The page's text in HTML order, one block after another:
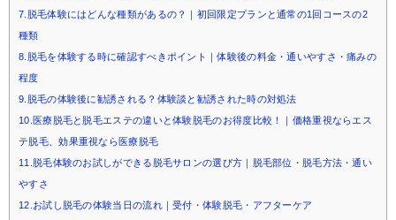
7.脱毛体験にはどんな種類があるの？｜初回限定プランと通常の1回コースの2
種類
8.脱毛を体験する時に確認すべきポイント｜体験後の料金・通いやすさ・痛みの
程度
9.脱毛の体験後に勧誘される？体験談と勧誘された時の対処法
10.医療脱毛と脱毛エステの違いと体験脱毛のお得度比較！｜価格重視ならエス
テ脱毛、効果重視なら医療脱毛
11.脱毛体験のお試しができる脱毛サロンの選び方｜脱毛部位・脱毛方法・通い
やすさ
12.お試し脱毛の体験当日の流れ｜受付・体験脱毛・アフターケア